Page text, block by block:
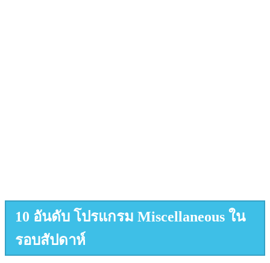
10 อันดับ โปรแกรม Miscellaneous ใน
รอบสัปดาห์